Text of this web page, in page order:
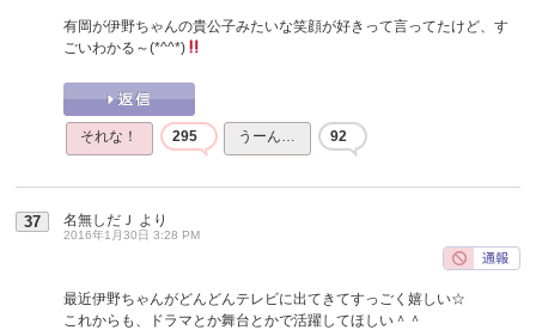
有岡が伊野ちゃんの貴公子みたいな笑顔が好きって言ってたけど、す
ごいわかる～(*^^*)
それな！ 295 うーん… 92
37 名無しだＪ より
2016年1月30日 3:28 PM
最近伊野ちゃんがどんどんテレビに出てきてすっごく嬉しい☆
これからも、ドラマとか舞台とかで活躍してほしい＾＾